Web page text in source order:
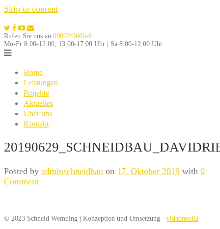
Skip to content
Rufen Sie uns an 09092/9660-6
Mo-Fr 8:00-12:00, 13:00-17:00 Uhr | Sa 8:00-12:00 Uhr
Home
Leistungen
Projekte
Aktuelles
Über uns
Kontakt
Posted by adminschneidbau on 17. Oktober 2019 with 0
Comment
© 2023 Schneid Wemding | Konzeption und Umsetzung - vidadmedia